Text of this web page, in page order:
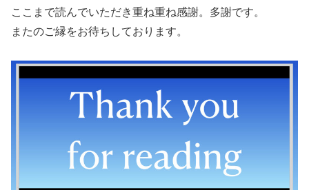
ここまで読んでいただき重ね重ね感謝。多謝です。
またのご縁をお待ちしております。